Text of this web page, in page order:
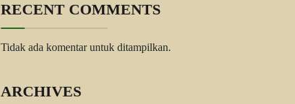
RECENT COMMENTS
Tidak ada komentar untuk ditampilkan.
ARCHIVES